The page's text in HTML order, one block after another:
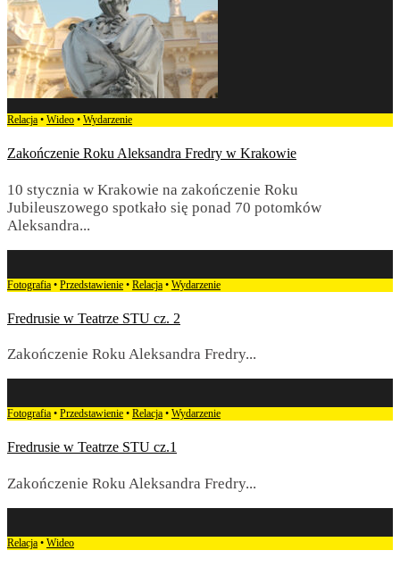
Relacja • Wideo • Wydarzenie
Zakończenie Roku Aleksandra Fredry w Krakowie
10 stycznia w Krakowie na zakończenie Roku
Jubileuszowego spotkało się ponad 70 potomków
Aleksandra...
Fotografia • Przedstawienie • Relacja • Wydarzenie
Fredrusie w Teatrze STU cz. 2
Zakończenie Roku Aleksandra Fredry...
Fotografia • Przedstawienie • Relacja • Wydarzenie
Fredrusie w Teatrze STU cz.1
Zakończenie Roku Aleksandra Fredry...
Relacja • Wideo